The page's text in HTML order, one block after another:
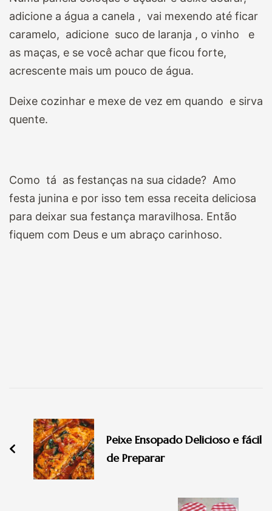
adicione a água a canela , vai mexendo até ficar
caramelo, adicione suco de laranja , o vinho e
as maças, e se você achar que ficou forte,
acrescente mais um pouco de água.
Deixe cozinhar e mexe de vez em quando e sirva
quente.
Como tá as festanças na sua cidade? Amo
festa junina e por isso tem essa receita deliciosa
para deixar sua festança maravilhosa. Então
fiquem com Deus e um abraço carinhoso.
post
Peixe Ensopado Delicioso e fácil
de Preparar